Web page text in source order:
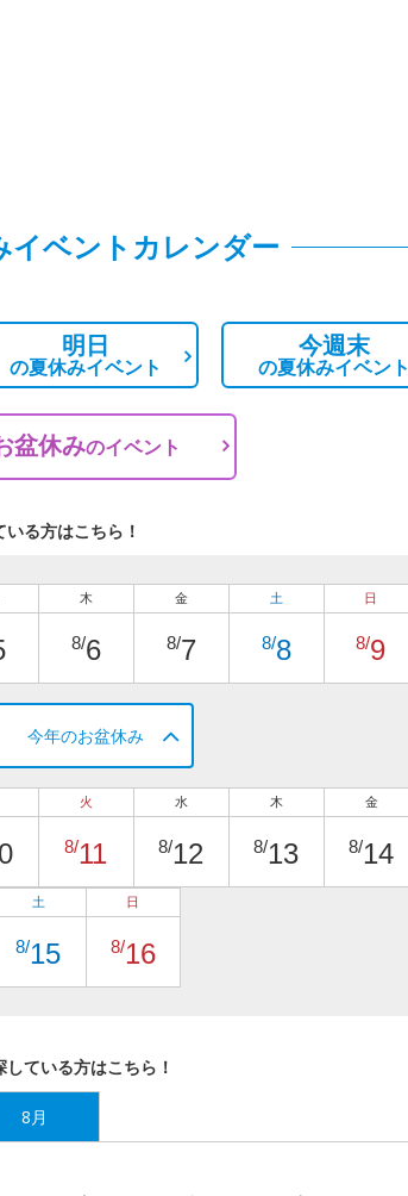
イベントカレンダー
明日
の夏休みイベント
今週末
の夏休みイベント
盆休みのイベント
る方はこちら！
木
8/6
金
8/7
土
8/8
日
8/9
今年のお盆休み
火
8/11
水
8/12
木
8/13
金
8/14
土
8/15
日
8/16
ている方はこちら！
8月